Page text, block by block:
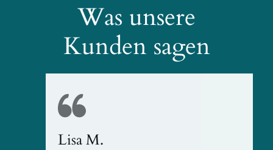
Was unsere
Kunden sagen
Lisa M.